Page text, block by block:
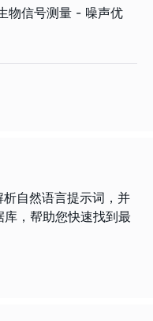
物信号测量 - 噪声优
自然语言提示词，并
，帮助您快速找到最